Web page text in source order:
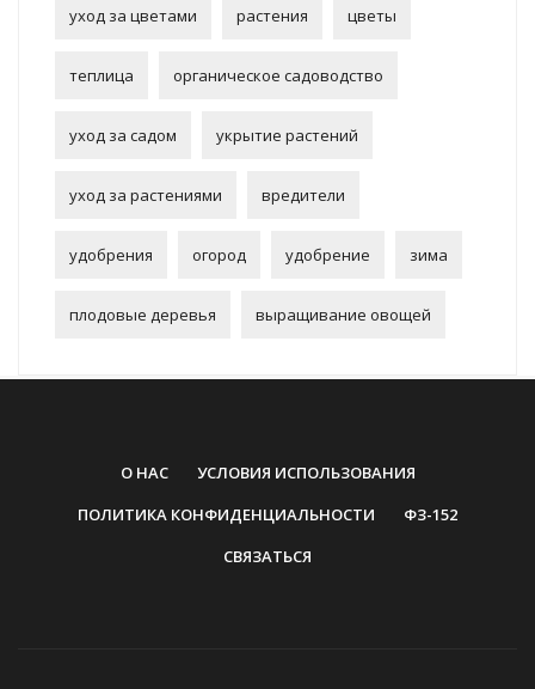
уход за цветами растения цветы
теплица органическое садоводство
уход за садом укрытие растений
уход за растениями вредители
удобрения огород удобрение зима
плодовые деревья выращивание овощей
О НАС
УСЛОВИЯ ИСПОЛЬЗОВАНИЯ
ПОЛИТИКА КОНФИДЕНЦИАЛЬНОСТИ
ФЗ-152
СВЯЗАТЬСЯ